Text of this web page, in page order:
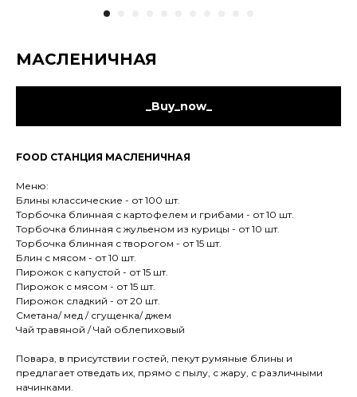
МАСЛЕНИЧНАЯ
_Buy_now_
FOOD СТАНЦИЯ МАСЛЕНИЧНАЯ
Меню:
Блины классические - от 100 шт.
Торбочка блинная с картофелем и грибами - от 10 шт.
Торбочка блинная с жульеном из курицы - от 10 шт.
Торбочка блинная с творогом - от 15 шт.
Блин с мясом - от 10 шт.
Пирожок с капустой - от 15 шт.
Пирожок с мясом - от 15 шт.
Пирожок сладкий - от 20 шт.
Сметана/ мед / сгущенка/ джем
Чай травяной / Чай облепиховый
Повара, в присутствии гостей, пекут румяные блины и
предлагает отведать их, прямо с пылу, с жару, с различными
начинками.